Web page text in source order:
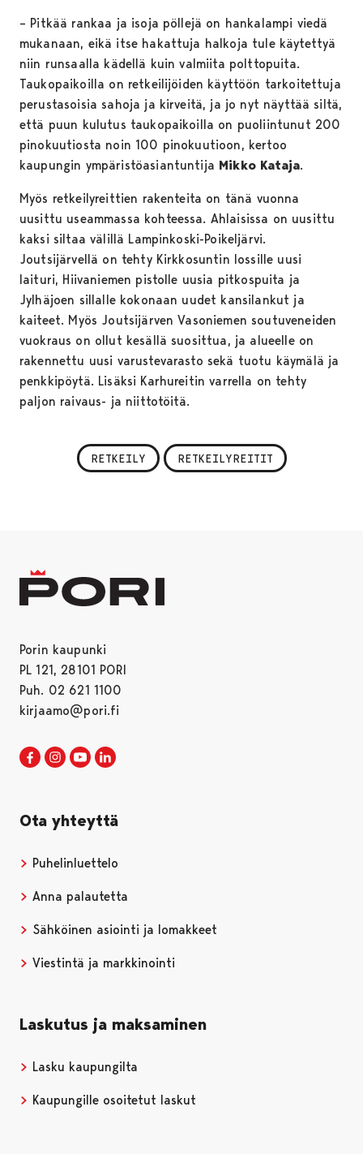
– Pitkää rankaa ja isoja pöllejä on hankalampi viedä
mukanaan, eikä itse hakattuja halkoja tule käytettyä
niin runsaalla kädellä kuin valmiita polttopuita.
Taukopaikoilla on retkeilijöiden käyttöön tarkoitettuja
perustasoisia sahoja ja kirveitä, ja jo nyt näyttää siltä,
että puun kulutus taukopaikoilla on puoliintunut 200
pinokuutiosta noin 100 pinokuutioon, kertoo
kaupungin ympäristöasiantuntija Mikko Kataja.
Myös retkeilyreittien rakenteita on tänä vuonna
uusittu useammassa kohteessa. Ahlaisissa on uusittu
kaksi siltaa välillä Lampinkoski-Poikeljärvi.
Joutsijärvellä on tehty Kirkkosuntin lossille uusi
laituri, Hiivaniemen pistolle uusia pitkospuita ja
Jylhäjoen sillalle kokonaan uudet kansilankut ja
kaiteet. Myös Joutsijärven Vasoniemen soutuveneiden
vuokraus on ollut kesällä suosittua, ja alueelle on
rakennettu uusi varustevarasto sekä tuotu käymälä ja
penkkipöytä. Lisäksi Karhureitin varrella on tehty
paljon raivaus- ja niittotöitä.
RETKEILY RETKEILYREITIT
Porin kaupunki
PL 121, 28101 PORI
Puh. 02 621 1100
kirjaamo@pori.fi
Porin kaupunki Facebookissa
Avautuu uudessa välilehdessä
Porin kaupunki Instagramissa
Avautuu uudessa välilehdessä
Porin kaupunki Youtubessa
Avautuu uudessa välilehdessä
Ota yhteyttä
Puhelinluettelo
Anna palautetta
Sähköinen asiointi ja lomakkeet
Viestintä ja markkinointi
Laskutus ja maksaminen
Lasku kaupungilta
Kaupungille osoitetut laskut